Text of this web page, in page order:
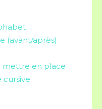
(avant/après)
mettre en place
cursive